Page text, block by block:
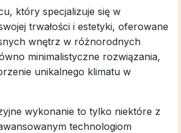
który specjalizuje się w
trwałości i estetyki, oferowane
wnętrz w różnorodnych
minimalistyczne rozwiązania,
unikalnego klimatu w
wykonanie to tylko niektóre z
technologiom